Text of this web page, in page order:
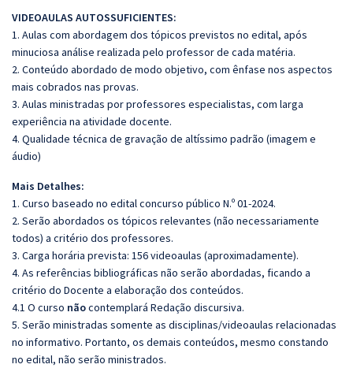
VIDEOAULAS AUTOSSUFICIENTES:
1. Aulas com abordagem dos tópicos previstos no edital, após
minuciosa análise realizada pelo professor de cada matéria.
2. Conteúdo abordado de modo objetivo, com ênfase nos aspectos
mais cobrados nas provas.
3. Aulas ministradas por professores especialistas, com larga
experiência na atividade docente.
4. Qualidade técnica de gravação de altíssimo padrão (imagem e
áudio)
Mais Detalhes:
1. Curso baseado no edital concurso público N.º 01-2024.
2. Serão abordados os tópicos relevantes (não necessariamente
todos) a critério dos professores.
3. Carga horária prevista: 156 videoaulas (aproximadamente).
4. As referências bibliográficas não serão abordadas, ficando a
critério do Docente a elaboração dos conteúdos.
4.1 O curso nãocontemplará Redação discursiva.
5. Serão ministradas somente as disciplinas/videoaulas relacionadas
no informativo. Portanto, os demais conteúdos, mesmo constando
no edital, não serão ministrados.